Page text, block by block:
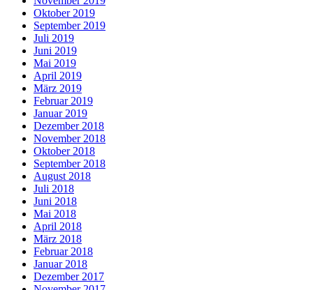
Oktober 2019
September 2019
Juli 2019
Juni 2019
Mai 2019
April 2019
März 2019
Februar 2019
Januar 2019
Dezember 2018
November 2018
Oktober 2018
September 2018
August 2018
Juli 2018
Juni 2018
Mai 2018
April 2018
März 2018
Februar 2018
Januar 2018
Dezember 2017